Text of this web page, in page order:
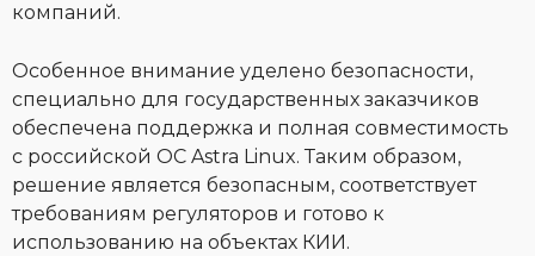
компаний.
Особенное внимание уделено безопасности,
специально для государственных заказчиков
обеспечена поддержка и полная совместимость
с российской ОС Astra Linux. Таким образом,
решение является безопасным, соответствует
требованиям регуляторов и готово к
использованию на объектах КИИ.